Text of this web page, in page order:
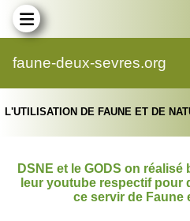
faune-deux-sevres.org
L'UTILISATION DE FAUNE ET DE
DSNE et le GODS on
leur youtube respectif pour
ce servir de Faune